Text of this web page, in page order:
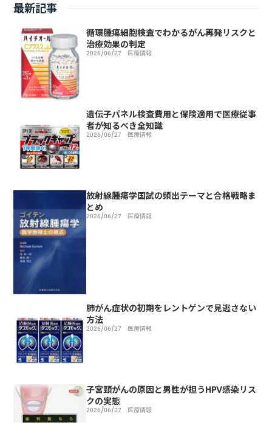
最新記事
循環腫瘍細胞検査でわかるがん再発リスクと
治療効果の判定
2026/06/27 医療情報
遺伝子パネル検査費用と保険適用で医療従事
者が知るべき全知識
2026/06/27 医療情報
放射線腫瘍学国試の頻出テーマと合格戦略ま
とめ
2026/06/27 医療情報
肺がん症状の初期をレントゲンで見逃さない
方法
2026/06/27 医療情報
子宮頸がんの原因と男性が担うHPV感染リス
クの実態
2026/06/27 医療情報